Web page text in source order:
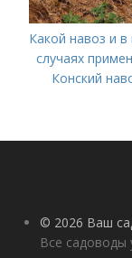
Какой навоз и в
случаях
Конский
© 2026 Ваш
Все садоводы